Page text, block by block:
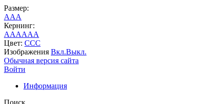
Размер:
AAA
Кернинг:
AAAAAA
Цвет: CCC
Изображения Вкл.Выкл.
Обычная версия сайта
Войти
Информация
Поиск